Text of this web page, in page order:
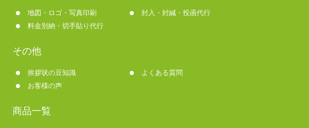
地図・ロゴ・写真印刷
封入・封緘・投函代行
料金別納・切手貼り代行
その他
挨拶状の豆知識
よくある質問
お客様の声
商品一覧